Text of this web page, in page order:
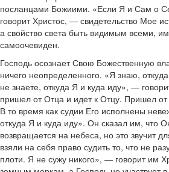
посланцами Божиими. «Если Я и Сам о
говорит Христос, — свидетельство Мое
а свойство света быть видимым всеми,
самоочевиден.
Господь осознает Свою Божественную
ничего неопределенного. «Я знаю,
не знаете, откуда Я и куда иду», —
пришел от Отца и идет к Отцу. Пришел от
В то время как судии Его исполнены
откуда Я и куда иду». Он сказал им, что
возвращается на небеса, но это звучит
взяли на себя право судить то, что не
плоти. Я не сужу никого», — говорит им